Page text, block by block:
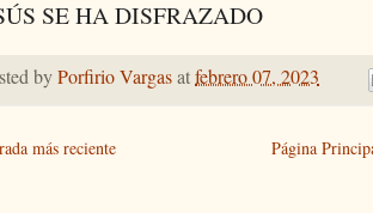
SE HA DISFRAZADO
byPorfirio Vargasatfebrero 07, 2023
más reciente Página